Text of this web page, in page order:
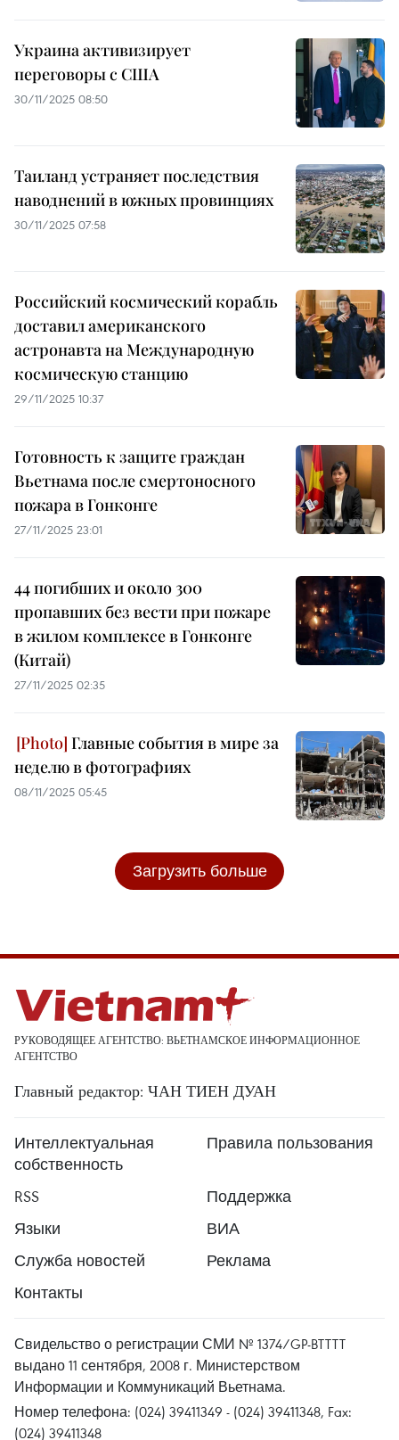
Украина активизирует
переговоры с США
30/11/2025 08:50
Таиланд устраняет последствия
наводнений в южных провинциях
30/11/2025 07:58
Российский космический корабль
доставил американского
астронавта на Международную
космическую станцию
29/11/2025 10:37
Готовность к защите граждан
Вьетнама после смертоносного
пожара в Гонконге
27/11/2025 23:01
44 погибших и около 300
пропавших без вести при пожаре
в жилом комплексе в Гонконге
(Китай)
27/11/2025 02:35
Главные события в мире за
неделю в фотографиях
08/11/2025 05:45
Загрузить больше
РУКОВОДЯЩЕЕ АГЕНТСТВО: ВЬЕТНАМСКОЕ ИНФОРМАЦИОННОЕ
АГЕНТСТВО
Главный редактор: ЧАН ТИЕН ДУАН
Интеллектуальная
собственность
Правила пользования
RSS
Поддержка
Языки
ВИА
Служба новостей
Реклама
Контакты
Свидельство о регистрации СМИ № 1374/GP-BTTTT
выдано 11 сентября, 2008 г. Министерством
Информации и Коммуникаций Вьетнама.
Номер телефона: (024) 39411349 - (024) 39411348, Fax:
(024) 39411348